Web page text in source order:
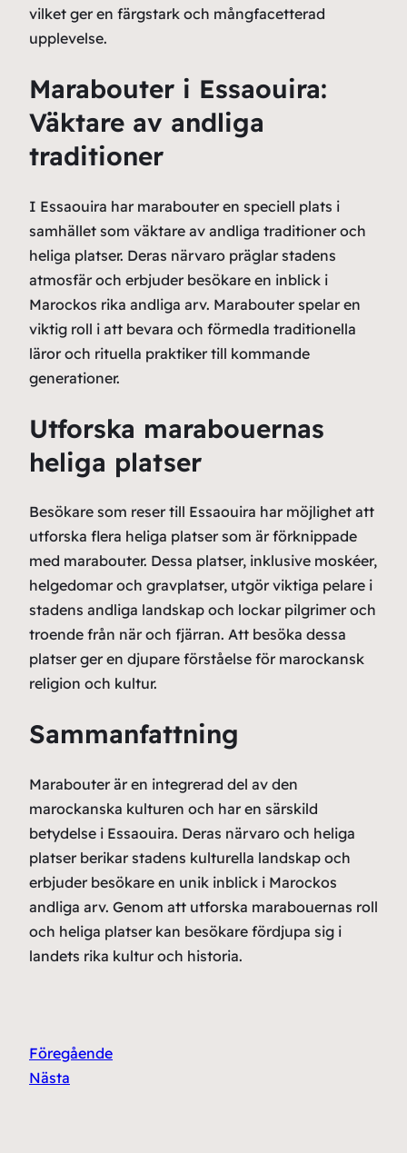
vilket ger en färgstark och mångfacetterad
upplevelse.
Marabouter i Essaouira:
Väktare av andliga
traditioner
I Essaouira har marabouter en speciell plats i
samhället som väktare av andliga traditioner och
heliga platser. Deras närvaro präglar stadens
atmosfär och erbjuder besökare en inblick i
Marockos rika andliga arv. Marabouter spelar en
viktig roll i att bevara och förmedla traditionella
läror och rituella praktiker till kommande
generationer.
Utforska marabouernas
heliga platser
Besökare som reser till Essaouira har möjlighet att
utforska flera heliga platser som är förknippade
med marabouter. Dessa platser, inklusive moskéer,
helgedomar och gravplatser, utgör viktiga pelare i
stadens andliga landskap och lockar pilgrimer och
troende från när och fjärran. Att besöka dessa
platser ger en djupare förståelse för marockansk
religion och kultur.
Sammanfattning
Marabouter är en integrerad del av den
marockanska kulturen och har en särskild
betydelse i Essaouira. Deras närvaro och heliga
platser berikar stadens kulturella landskap och
erbjuder besökare en unik inblick i Marockos
andliga arv. Genom att utforska marabouernas roll
och heliga platser kan besökare fördjupa sig i
landets rika kultur och historia.
Föregående
Nästa